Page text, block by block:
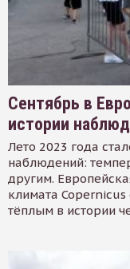
Сентябрь в
истории
Лето 2023 года
наблюдений:
другим.
климата Copernicus
тёплым в истории